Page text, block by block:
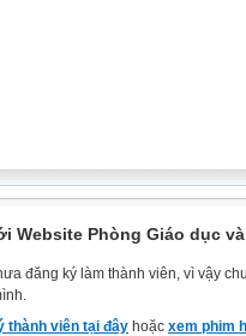
Website Phòng Giáo dục
đăng ký làm thành viên, vì vậy
thành viên tại đây hoặc xem phim